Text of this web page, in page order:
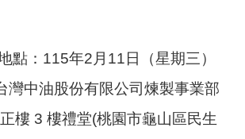
點：115年2月11日（星期三）
灣中油股份有限公司煉製事業部
樓 3 樓禮堂(桃園市龜山區民生